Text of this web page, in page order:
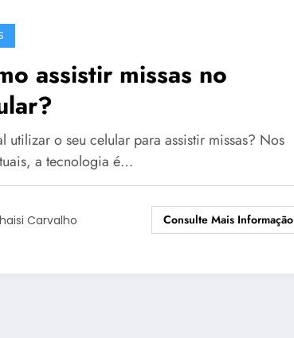
assistir missas no
utilizar o seu celular para assistir missas? Nos
a tecnologia é…
Carvalho Consulte Mais Informação